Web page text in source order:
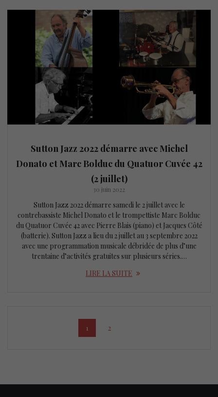
Sutton Jazz 2022 démarre avec Michel
Donato et Marc Bolduc du Quatuor Cuvée 42
(2 juillet)
30 juin 2022
Sutton Jazz 2022 démarre samedi le 2 juillet avec le
contrebassiste Michel Donato et le trompettiste Marc Bolduc
du Quatuor Cuvée 42 avec Pierre Blais (piano) et Jacques Côté
(batterie). Sutton Jazz a lieu du 2 juillet au 3 septembre 2022
avec une programmation musicale débridée de plus d’une
trentaine d’activités gratuites sur plusieurs séries.…
LIRE LA SUITE
navigation Page
1 Page
2